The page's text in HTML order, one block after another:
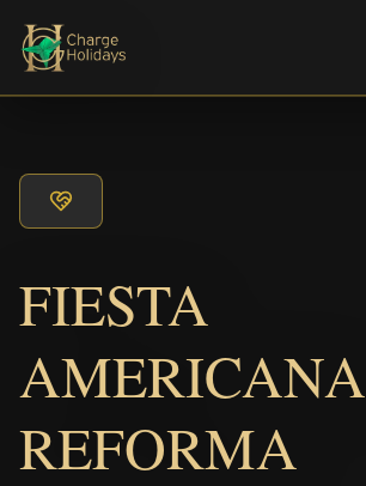
FIESTA
AMERICANA
REFORMA